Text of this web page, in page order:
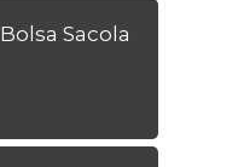
Bolsa Sacola